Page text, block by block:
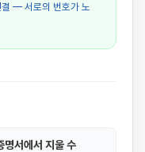
결 — 서로의 번호가 노
명서에서 지울 수